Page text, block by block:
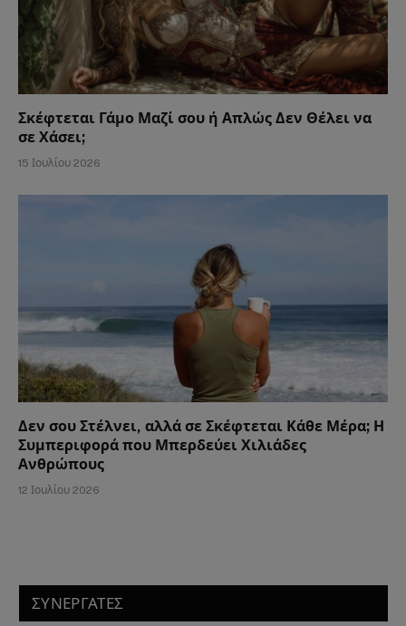
Σκέφτεται Γάμο Μαζί σου ή Απλώς Δεν Θέλει να
σε Χάσει;
15 Ιουλίου 2026
Δεν σου Στέλνει, αλλά σε Σκέφτεται Κάθε Μέρα; Η
Συμπεριφορά που Μπερδεύει Χιλιάδες
Ανθρώπους
12 Ιουλίου 2026
ΣΥΝΕΡΓΑΤΕΣ